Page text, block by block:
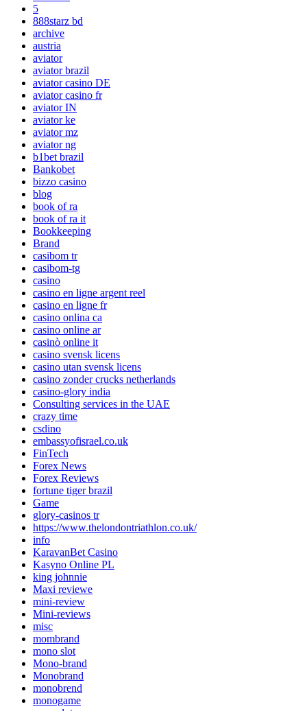
5
888starz bd
archive
austria
aviator
aviator brazil
aviator casino DE
aviator casino fr
aviator IN
aviator ke
aviator mz
aviator ng
b1bet brazil
Bankobet
bizzo casino
blog
book of ra
book of ra it
Bookkeeping
Brand
casibom tr
casibom-tg
casino
casino en ligne argent reel
casino en ligne fr
casino onlina ca
casino online ar
casinò online it
casino svensk licens
casino utan svensk licens
casino zonder crucks netherlands
casino-glory india
Consulting services in the UAE
crazy time
csdino
embassyofisrael.co.uk
FinTech
Forex News
Forex Reviews
fortune tiger brazil
Game
glory-casinos tr
https://www.thelondontriathlon.co.uk/
info
KaravanBet Casino
Kasyno Online PL
king johnnie
Maxi reviewe
mini-review
Mini-reviews
misc
mombrand
mono slot
Mono-brand
Monobrand
monobrend
monogame